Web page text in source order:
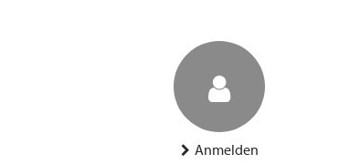
Anmelden